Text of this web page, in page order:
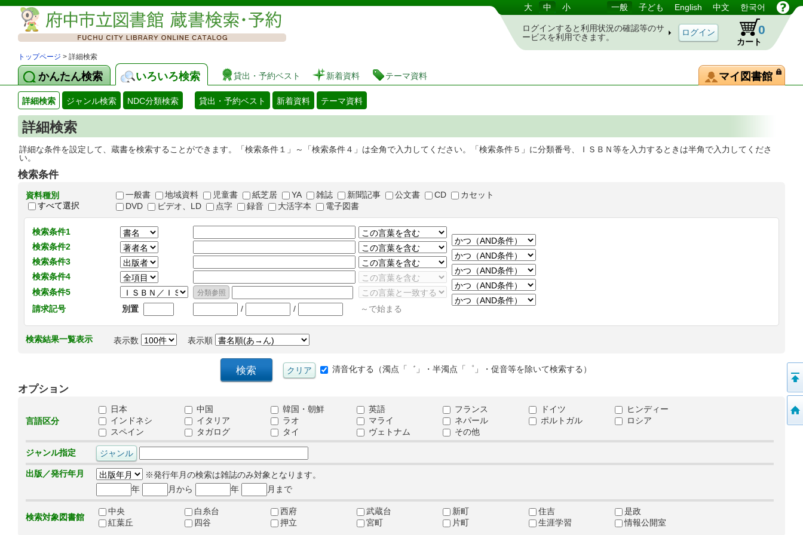
図書館 蔵書検索・予約システム 大 中 小 一般 子ども English 中文 한국어
ログインすると利用状況の確認等のサ
ービスを利用できます。
カート
0
トップページ > 詳細検索
かんたん検索 いろいろ検索 貸出・予約ベスト 新着資料 テーマ資料 マイ図書館
詳細検索 ジャンル検索 NDC分類検索 貸出・予約ベスト 新着資料 テーマ資料
詳細検索
詳細な条件を設定して、蔵書を検索することができます。「検索条件１」～「検索条件４」は全角で入力してください。「検索条件５」に分類番号、ＩＳＢＮ等を入力するときは半角で入力してくださ
い。
検索条件
資料種別
すべて選択
一般書 地域資料 児童書 紙芝居 YA 雑誌 新聞記事 公文書 CD
カセット
DVD
ビデオ、LD 点字 録音 大活字本 電子図書
検索条件1
検索条件2
検索条件3
検索条件4
検索条件5
請求記号
別置 / / ～で始まる
検索結果一覧表示 表示数 表示順
清音化する（濁点「゛」・半濁点「゜」・促音等を除いて検索する）
オプション
言語区分
日本 中国 韓国・朝鮮 英語 フランス ドイツ
ヒンディー
インドネシ
イタリア ラオ マライ ネパール ポルトガル
ロシア
スペイン
タガログ タイ ヴェトナム その他
ジャンル指定
出版／発行年月
※発行年月の検索は雑誌のみ対象となります。
年
月から 年 月まで
検索対象図書館
中央 白糸台 西府 武蔵台 新町 住吉
是政
紅葉丘
四谷 押立 宮町 片町 生涯学習 情報公開室